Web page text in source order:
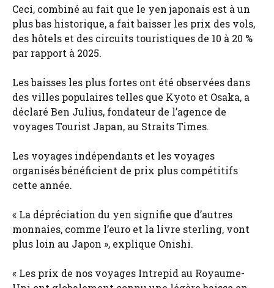
Ceci, combiné au fait que le yen japonais est à un
plus bas historique, a fait baisser les prix des vols,
des hôtels et des circuits touristiques de 10 à 20 %
par rapport à 2025.
Les baisses les plus fortes ont été observées dans
des villes populaires telles que Kyoto et Osaka, a
déclaré Ben Julius, fondateur de l’agence de
voyages Tourist Japan, au Straits Times.
Les voyages indépendants et les voyages
organisés bénéficient de prix plus compétitifs
cette année.
« La dépréciation du yen signifie que d’autres
monnaies, comme l’euro et la livre sterling, vont
plus loin au Japon », explique Onishi.
« Les prix de nos voyages Intrepid au Royaume-